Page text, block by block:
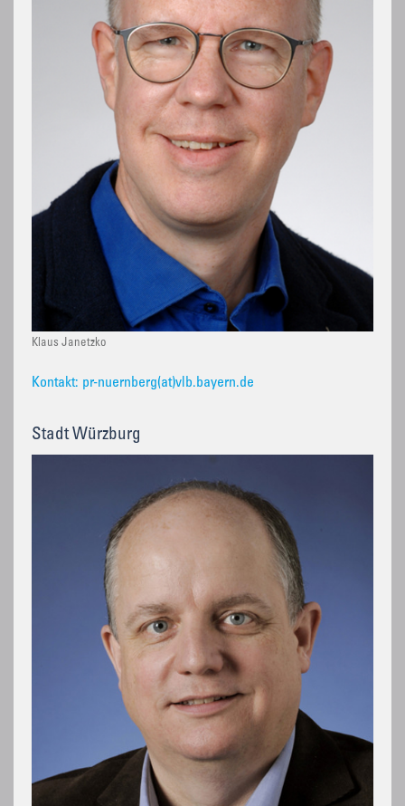
Klaus Janetzko
Kontakt: pr-nuernberg(at)vlb.bayern.de
Stadt Würzburg